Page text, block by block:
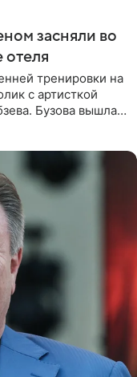
засняли во
отеля
тренировки на
с артисткой
Бузова вышла